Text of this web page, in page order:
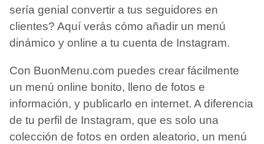
sería genial convertir a tus seguidores en
clientes? Aquí verás cómo añadir un menú
dinámico y online a tu cuenta de Instagram.
Con BuonMenu.com puedes crear fácilmente
un menú online bonito, lleno de fotos e
información, y publicarlo en internet. A diferencia
de tu perfil de Instagram, que es solo una
colección de fotos en orden aleatorio, un menú